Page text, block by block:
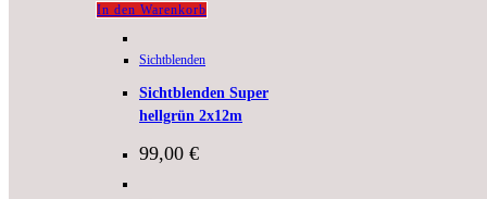
In den Warenkorb
Sichtblenden
Sichtblenden Super
hellgrün 2x12m
99,00 €